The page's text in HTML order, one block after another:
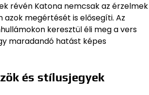
révén Katona nemcsak az érzelmek
azok megértését is elősegíti. Az
keresztül éli meg a vers
maradandó hatást képes
és stílusjegyek